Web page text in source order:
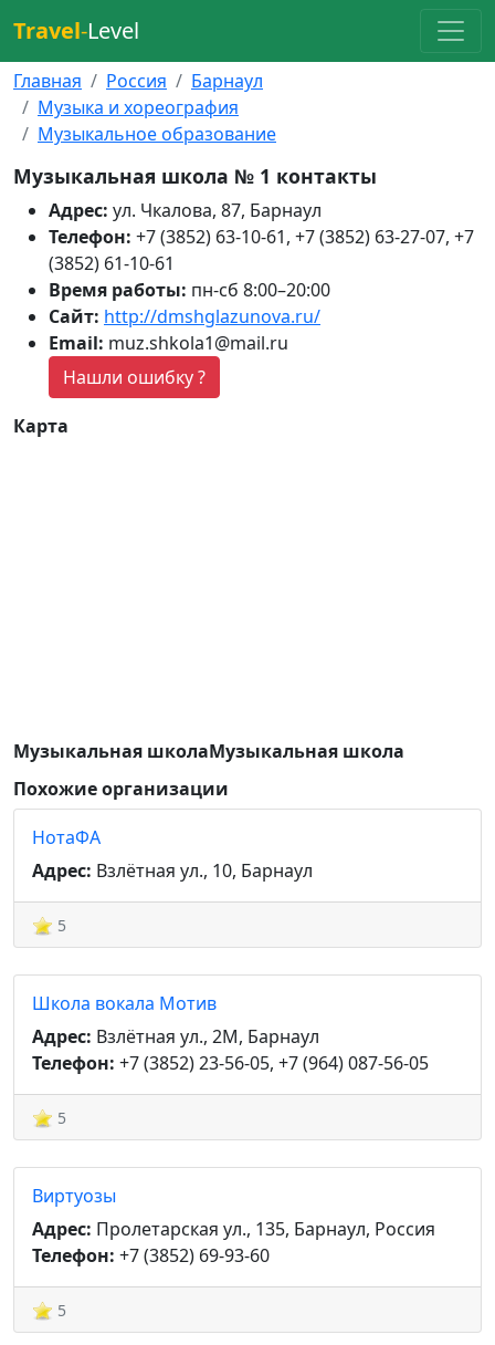
Travel-Level
Главная Россия
Барнаул
Музыка и хореография
Музыкальное образование
Музыкальная школа № 1 контакты
Адрес: ул. Чкалова, 87, Барнаул
Телефон: +7 (3852) 63-10-61, +7 (3852) 63-27-07, +7
(3852) 61-10-61
Время работы: пн-сб 8:00–20:00
Сайт: http://dmshglazunova.ru/
Email: muz.shkola1@mail.ru
Нашли ошибку ?
Карта
Музыкальная школаМузыкальная школа
Похожие организации
НотаФА
Адрес: Взлётная ул., 10, Барнаул
5
Школа вокала Мотив
Адрес: Взлётная ул., 2М, Барнаул
Телефон: +7 (3852) 23-56-05, +7 (964) 087-56-05
5
Виртуозы
Адрес: Пролетарская ул., 135, Барнаул, Россия
Телефон: +7 (3852) 69-93-60
5